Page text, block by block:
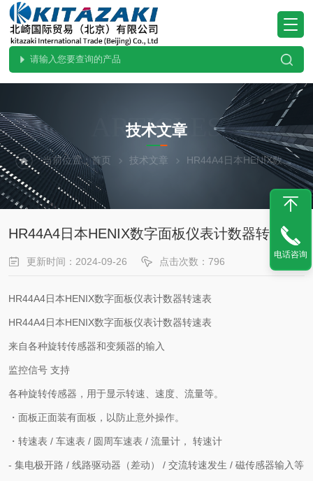
ARTICLES
技术文章
当前位置：首页 技术文章 HR44A4日本HENIX数字面板仪表计数器转速表
HR44A4日本HENIX数字面板仪表计数器转速表
更新时间：2024-09-26 点击次数：796
HR44A4日本HENIX数字面板仪表计数器转速表
HR44A4日本HENIX数字面板仪表计数器转速表
来自各种旋转传感器和变频器的输入
监控信号 支持
各种旋转传感器，用于显示转速、速度、流量等。
・面板正面装有面板，以防止意外操作。
・转速表 / 车速表 / 圆周车速表 / 流量计， 转速计
- 集电极开路 / 线路驱动器（差动） / 交流转速发生 / 磁传感器输入等
电话咨询